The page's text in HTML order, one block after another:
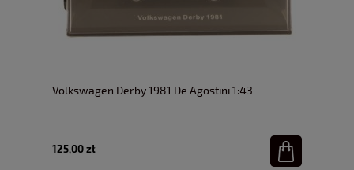
Volkswagen Derby 1981 De Agostini 1:43
125,00 zł